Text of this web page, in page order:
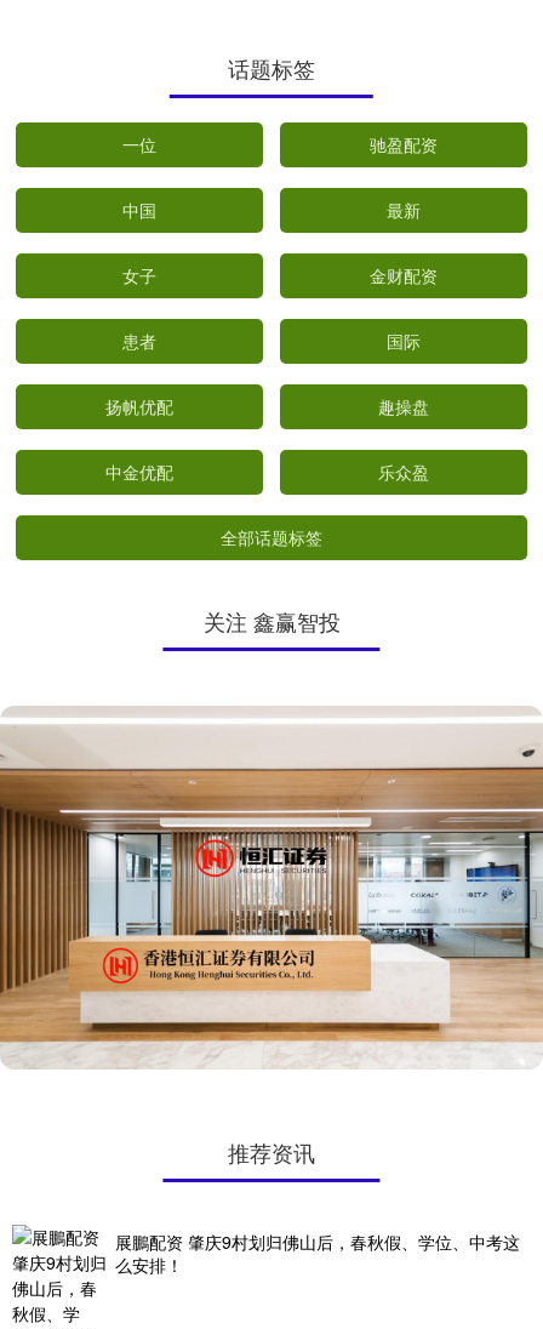
话题标签
一位 驰盈配资
中国 最新
女子 金财配资
患者 国际
扬帆优配 趣操盘
中金优配 乐众盈
全部话题标签
关注 鑫赢智投
推荐资讯
展鵬配资 肇庆9村划归佛山后，春秋假、学位、中考这
么安排！